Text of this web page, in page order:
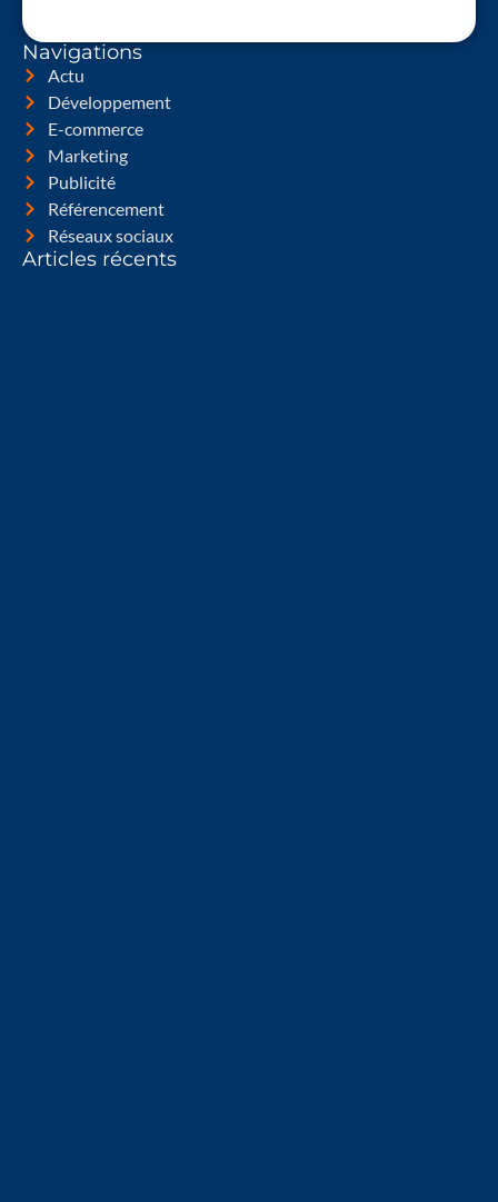
Navigations
Actu
Développement
E-commerce
Marketing
Publicité
Référencement
Réseaux sociaux
Articles récents